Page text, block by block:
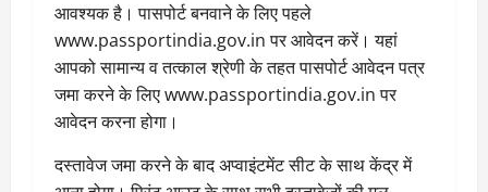
आवश्यक है। पासपोर्ट बनवाने के लिए पहले
www.passportindia.gov.in पर आवेदन करें। यहां
आपको सामान्य व तत्काल श्रेणी के तहत पासपोर्ट आवेदन पत्र
जमा करने के लिए www.passportindia.gov.in पर
आवेदन करना होगा।
दस्तावेज जमा करने के बाद अप्वाइंटमेंट सीट के साथ केंद्र में